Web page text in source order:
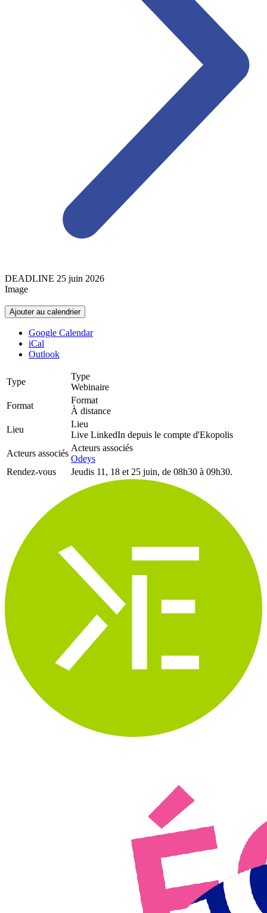
DEADLINE 25 juin 2026
Image
Ajouter au calendrier
Google Calendar
iCal
Outlook
Type
Type
Webinaire
Format
Format
À distance
Lieu
Lieu
Live LinkedIn depuis le compte d'Ekopolis
Acteurs associés
Acteurs associés
Odeys
Rendez-vous
Jeudis 11, 18 et 25 juin, de 08h30 à 09h30.